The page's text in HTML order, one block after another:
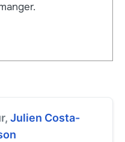
Julien Costa-